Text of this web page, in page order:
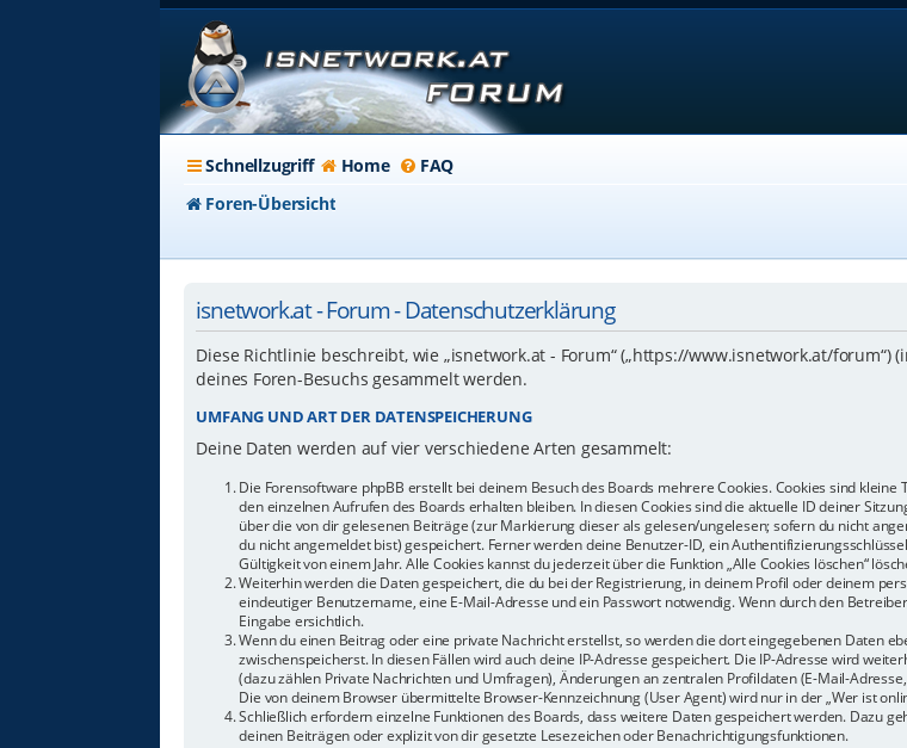
Schnellzugriff Home FAQ
Foren-Übersicht
isnetwork.at - Forum - Datenschutzerklärung
Diese Richtlinie beschreibt, wie „isnetwork.at - Forum“ („https://www.isnetwork.at/
deines Foren-Besuchs gesammelt werden.
UMFANG UND ART DER DATENSPEICHERUNG
Deine Daten werden auf vier verschiedene Arten gesammelt:
Die Forensoftware phpBB erstellt bei deinem Besuch des Boards mehrere Cookies. Cookies sind
den einzelnen Aufrufen des Boards erhalten bleiben. In diesen Cookies sind die aktuelle ID deiner
über die von dir gelesenen Beiträge (zur Markierung dieser als gelesen/ungelesen; sofern du nicht
du nicht angemeldet bist) gespeichert. Ferner werden deine Benutzer-ID, ein
Gültigkeit von einem Jahr. Alle Cookies kannst du jederzeit über die Funktion „Alle Cookies löschen“
Weiterhin werden die Daten gespeichert, die du bei der Registrierung, in deinem Profil oder deinem
eindeutiger Benutzername, eine E-Mail-Adresse und ein Passwort notwendig. Wenn durch den
Eingabe ersichtlich.
Wenn du einen Beitrag oder eine private Nachricht erstellst, so werden die dort eingegebenen Daten
zwischenspeicherst. In diesen Fällen wird auch deine IP-Adresse gespeichert. Die IP-Adresse wird
(dazu zählen Private Nachrichten und Umfragen), Änderungen an zentralen Profildaten (E-Mail-
Die von deinem Browser übermittelte Browser-Kennzeichnung (User Agent) wird nur in der „Wer ist
Schließlich erfordern einzelne Funktionen des Boards, dass weitere Daten gespeichert werden. Dazu
deinen Beiträgen oder explizit von dir gesetzte Lesezeichen oder Benachrichtigungsfunktionen.